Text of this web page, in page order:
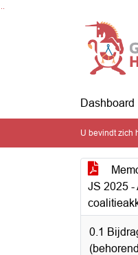
Dashboard
U bevindt zich
JS 2025 -
0.1